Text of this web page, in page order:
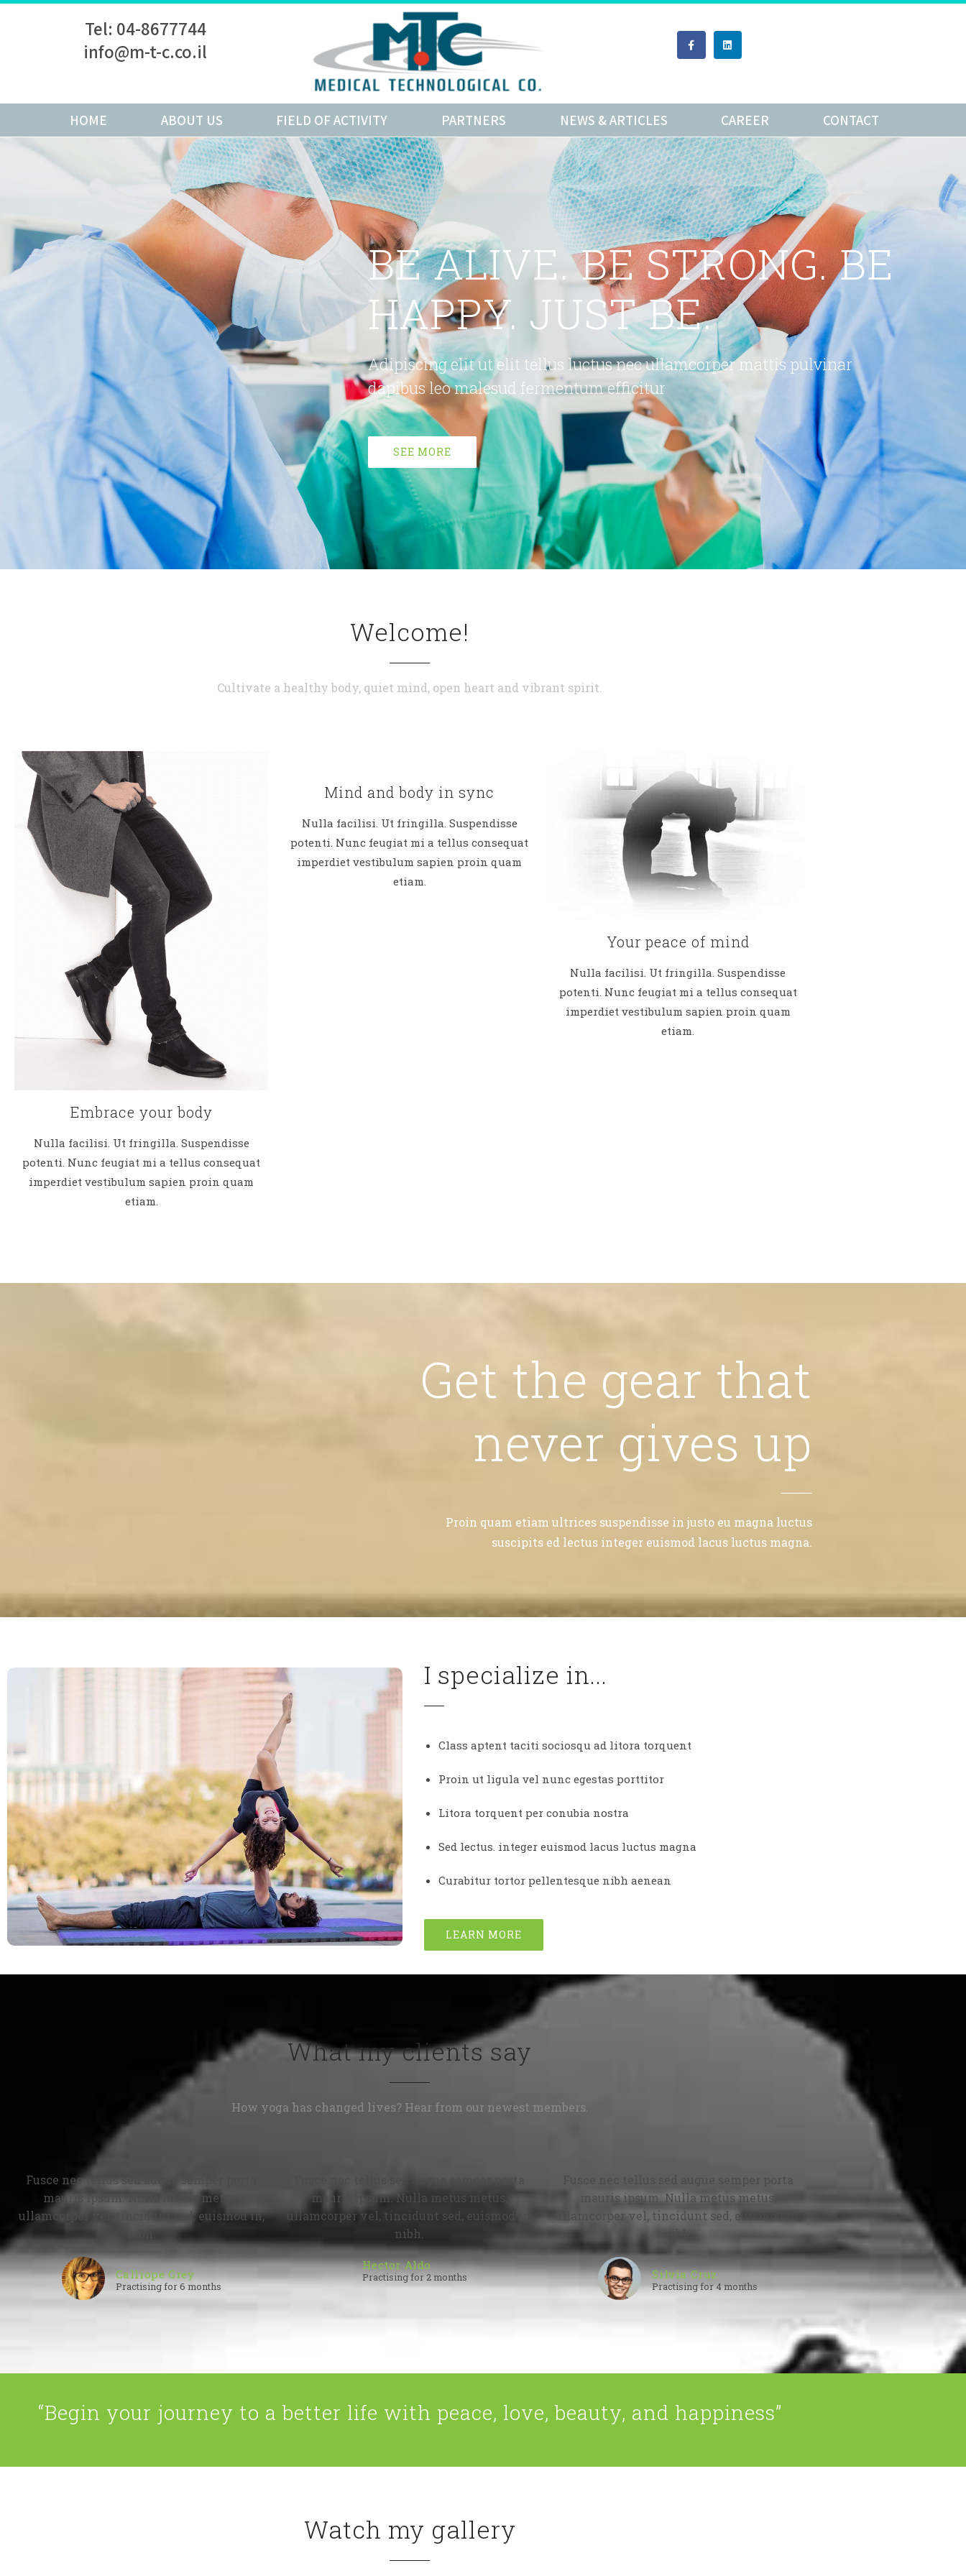
Tel: 04-8677744
info@m-t-c.co.il
HOME ABOUT US FIELD OF ACTIVITY PARTNERS NEWS & ARTICLES CAREER CONTACT
BE ALIVE. BE STRONG. BE
HAPPY. JUST BE.
Adipiscing elit ut elit tellus luctus nec ullamcorper mattis pulvinar
dapibus leo malesud fermentum efficitur
SEE MORE
Welcome!
Cultivate a healthy body, quiet mind, open heart and vibrant spirit.
Embrace your body
Nulla facilisi. Ut fringilla. Suspendisse
potenti. Nunc feugiat mi a tellus consequat
imperdiet vestibulum sapien proin quam
etiam.
Mind and body in sync
Nulla facilisi. Ut fringilla. Suspendisse
potenti. Nunc feugiat mi a tellus consequat
imperdiet vestibulum sapien proin quam
etiam.
Your peace of mind
Nulla facilisi. Ut fringilla. Suspendisse
potenti. Nunc feugiat mi a tellus consequat
imperdiet vestibulum sapien proin quam
etiam.
Get the gear that
never gives up
Proin quam etiam ultrices suspendisse in justo eu magna luctus
suscipits ed lectus integer euismod lacus luctus magna.
I specialize in...
Class aptent taciti sociosqu ad litora torquent
Proin ut ligula vel nunc egestas porttitor
Litora torquent per conubia nostra
Sed lectus. integer euismod lacus luctus magna
Curabitur tortor pellentesque nibh aenean
LEARN MORE
What my clients say
How yoga has changed lives? Hear from our newest members.
Fusce nec tellus sed augue semper porta
mauris ipsum. Nulla metus metus,
ullamcorper vel, tincidunt sed, euismod in,
nibh.
Calliope Grey
Practising for 6 months
mauris ipsum. Nulla metus metus,
ullamcorper vel, tincidunt sed, euismod in,
nibh.
Hector Aldo
Practising for 2 months
Fusce nec tellus sed augue semper porta
mauris ipsum. Nulla metus metus,
ullamcorper vel, tincidunt sed, euismod in,
nibh.
Silvia Cruz
Practising for 4 months
“Begin your journey to a better life with peace, love, beauty, and happiness”
Watch my gallery